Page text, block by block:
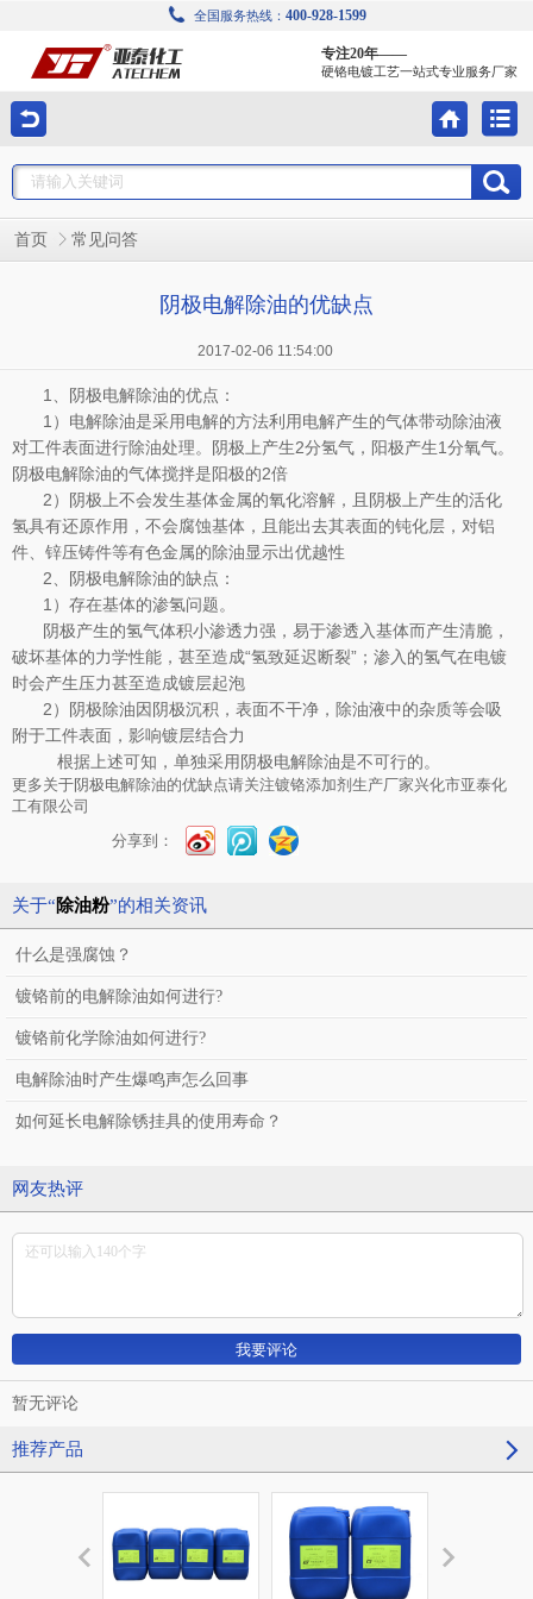
全国服务热线：400-928-1599
专注20年——
硬铬电镀工艺一站式专业服务厂家
首页 常见问答
阴极电解除油的优缺点
2017-02-06 11:54:00
1、阴极电解除油的优点：
1）电解除油是采用电解的方法利用电解产生的气体带动除油液
对工件表面进行除油处理。阴极上产生2分氢气，阳极产生1分氧气。
阴极电解除油的气体搅拌是阳极的2倍
2）阴极上不会发生基体金属的氧化溶解，且阴极上产生的活化
氢具有还原作用，不会腐蚀基体，且能出去其表面的钝化层，对铝
件、锌压铸件等有色金属的除油显示出优越性
2、阴极电解除油的缺点：
1）存在基体的渗氢问题。
阴极产生的氢气体积小渗透力强，易于渗透入基体而产生清脆，
破坏基体的力学性能，甚至造成“氢致延迟断裂”；渗入的氢气在电镀
时会产生压力甚至造成镀层起泡
2）阴极除油因阴极沉积，表面不干净，除油液中的杂质等会吸
附于工件表面，影响镀层结合力
根据上述可知，单独采用阴极电解除油是不可行的。
更多关于阴极电解除油的优缺点请关注镀铬添加剂生产厂家兴化市亚泰化
工有限公司
分享到：
关于“除油粉”的相关资讯
什么是强腐蚀？
镀铬前的电解除油如何进行?
镀铬前化学除油如何进行?
电解除油时产生爆鸣声怎么回事
如何延长电解除锈挂具的使用寿命？
网友热评
暂无评论
推荐产品